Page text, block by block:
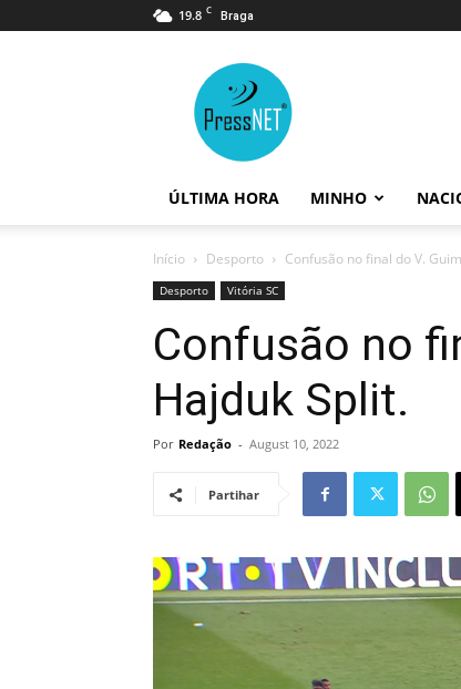
19.8 C Braga
ÚLTIMA HORA MINHO
Início Desporto Confusão no final do V.
Desporto Vitória SC
Confusão no
Hajduk Split.
Por Redação - August 10, 2022
Partihar